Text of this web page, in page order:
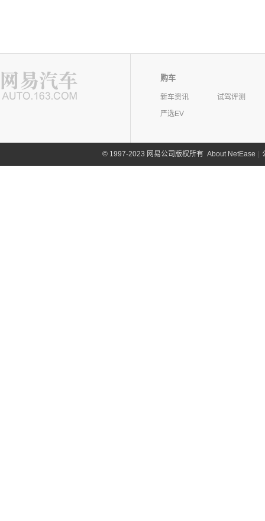
购车
新车资讯
试驾评测
严选EV
©1997-2023 网易公司版权所有 About NetEase